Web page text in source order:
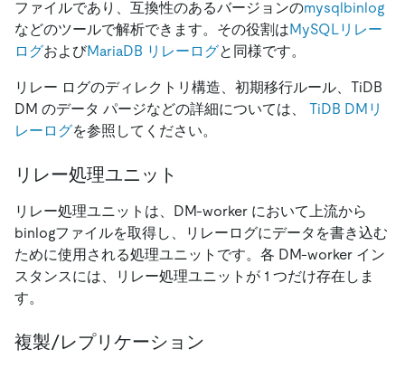
ファイルであり、互換性のあるバージョンのmysqlbinlog
などのツールで解析できます。その役割はMySQLリレー
ログおよびMariaDB リレーログと同様です。
リレー ログのディレクトリ構造、初期移行ルール、TiDB
DM のデータ パージなどの詳細については、 TiDB DMリ
レーログを参照してください。
リレー処理ユニット
リレー処理ユニットは、DM-worker において上流から
binlogファイルを取得し、リレーログにデータを書き込む
ために使用される処理ユニットです。各 DM-worker イン
スタンスには、リレー処理ユニットが 1 つだけ存在しま
す。
複製/レプリケーション